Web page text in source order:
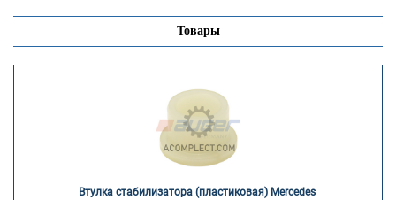
Товары
Втулка стабилизатора (пластиковая) Mercedes